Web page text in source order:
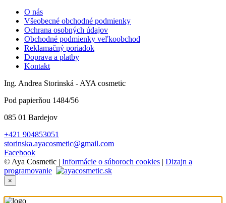
O nás
Všeobecné obchodné podmienky
Ochrana osobných údajov
Obchodné podmienky veľkoobchod
Reklamačný poriadok
Doprava a platby
Kontakt
Ing. Andrea Storinská - AYA cosmetic
Pod papierňou 1484/56
085 01 Bardejov
+421 904853051
storinska.ayacosmetic@gmail.com
Facebook
© Aya Cosmetic | Informácie o súboroch cookies | Dizajn a
programovanie
×